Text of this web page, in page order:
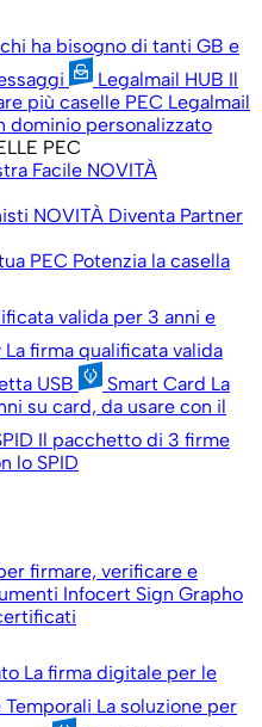
ha bisogno di tanti GB e
Legalmail HUB Il
più caselle PEC Legalmail
dominio personalizzato
PEC
Facile NOVITÀ
NOVITÀ Diventa Partner
PEC Potenzia la casella
valida per 3 anni e
La firma qualificata valida
USB
Smart Card La
su card, da usare con il
Il pacchetto di 3 firme
lo SPID
firmare, verificare e
Infocert Sign Grapho
La firma digitale per le
Temporali La soluzione per